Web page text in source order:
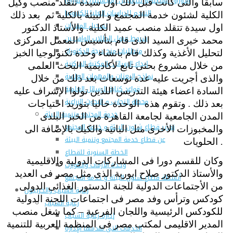
التقدم للدراسات العليا إلكترونيا
تسجيل المقررات
شروط قبول الطلاب الوافديين
متطلبات منح درجة الدكتوراة
إيداع الرسائل بالمكتبة المركزية
نماذج البعثات والمهمات العلمية
قواعد كتابة الرسائل العلمية
محطة التجارب و البحوث الزراعية
خدمة المجتمع وتنمية البيئة
تقرير قطاع شئون البيئة و خدمة المجتمع
عن قطاع خدمة المجتمع وتنمية البيئة
الخطة السنوية للقطاع
وحدة الأزمات والكوارث
أنشطة قطاع شئون البيئة و خدمة المجتمع
رعاية الشباب والخريجون
رعاية الشباب
إدارة رعاية الشباب
الخدمات التى تقدمها الإدارة
سابقاً والتى كانت قبل ذلك أول سيدة تتقلد منصب وكيل
الكلية لشئون خدمة المجتمع و البيئة بالكلية ثم بعد ذلك
اول سيدة تتقلد منصب عميد الكلية. والأستاذ الدكتور
محمد خيرى السيد الذى قام بتأسيس المعمل المركزى
لتحليل الأغذية وكذلك قام بانشاء وحدة تكنولوجيا الخبز
من خلال مشروع بحثى تابع لأكاديمية البحث العلمى
والذى أجريت عليه عدة توسعات بعد ذلك من خلال
السادة اعضاء هيئة التدريس اللذين تولوا الإشراف عليه
بعد ذلك . وتقوم هذه الوحدة حاليا بتوريد احتياجات
المدن الجامعية لجامعة القاهرة من الخبز البلدى
والمخبوزات الأخرى مثل الباتية والكيك بالإضافة الى
الحلويات .
وكان للقسم دورا فى المشاركات الدولية والاقليمية
والأستاذ الدكتور صلاح ابورية الذى مثل مصر فى العديد
من الأجتماعات الدولية للجنة الدستور الغذائى الدولى
كودكس وترأس وفد مصر فى اجتماعات اللجنة الدولية
للكودكس الرئيسية واللجان الفرعية – كما شغل منصب
المدير الاقليمى لمكتب مصر فى المنظمة العربية للتنمية